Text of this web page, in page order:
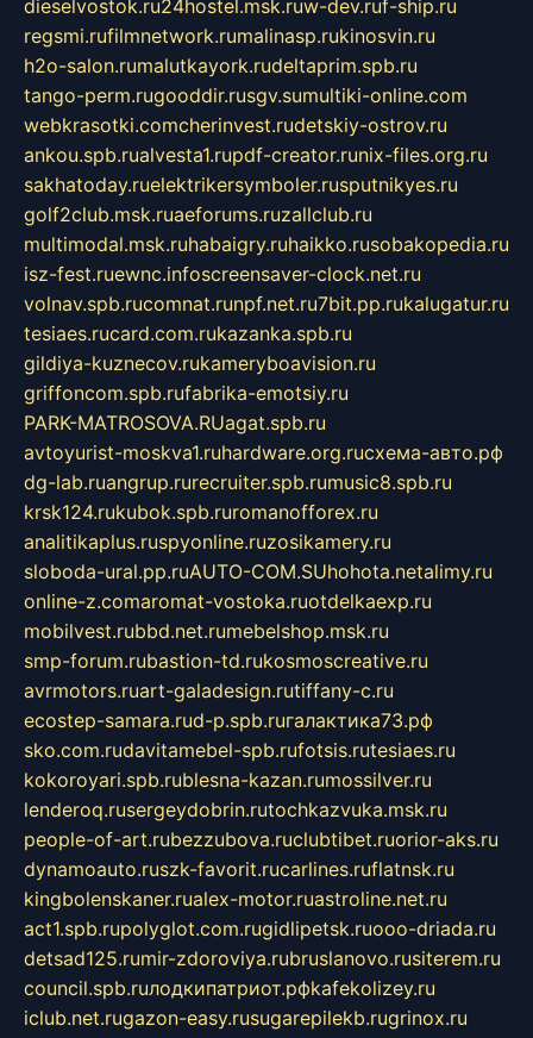
dieselvostok.ru24hostel.msk.ruw-dev.ruf-ship.ru
regsmi.rufilmnetwork.rumalinasp.rukinosvin.ru
h2o-salon.rumalutkayork.rudeltaprim.spb.ru
tango-perm.rugooddir.rusgv.sumultiki-online.com
webkrasotki.comcherinvest.rudetskiy-ostrov.ru
ankou.spb.rualvesta1.rupdf-creator.runix-files.org.ru
sakhatoday.ruelektrikersymboler.rusputnikyes.ru
golf2club.msk.ruaeforums.ruzallclub.ru
multimodal.msk.ruhabaigry.ruhaikko.rusobakopedia.ru
isz-fest.ruewnc.infoscreensaver-clock.net.ru
volnav.spb.rucomnat.runpf.net.ru7bit.pp.rukalugatur.ru
tesiaes.rucard.com.rukazanka.spb.ru
gildiya-kuznecov.rukameryboavision.ru
griffoncom.spb.rufabrika-emotsiy.ru
PARK-MATROSOVA.RUagat.spb.ru
avtoyurist-moskva1.ruhardware.org.ruсхема-авто.рф
dg-lab.ruangrup.rurecruiter.spb.rumusic8.spb.ru
krsk124.rukubok.spb.ruromanofforex.ru
analitikaplus.ruspyonline.ruzosikamery.ru
sloboda-ural.pp.ruAUTO-COM.SUhohota.netalimy.ru
online-z.comaromat-vostoka.ruotdelkaexp.ru
mobilvest.rubbd.net.rumebelshop.msk.ru
smp-forum.rubastion-td.rukosmoscreative.ru
avrmotors.ruart-galadesign.rutiffany-c.ru
ecostep-samara.rud-p.spb.ruгалактика73.рф
sko.com.rudavitamebel-spb.rufotsis.rutesiaes.ru
kokoroyari.spb.rublesna-kazan.rumossilver.ru
lenderoq.rusergeydobrin.rutochkazvuka.msk.ru
people-of-art.rubezzubova.ruclubtibet.ruorior-aks.ru
dynamoauto.ruszk-favorit.rucarlines.ruflatnsk.ru
kingbolenskaner.rualex-motor.ruastroline.net.ru
act1.spb.rupolyglot.com.rugidlipetsk.ruooo-driada.ru
detsad125.rumir-zdoroviya.rubruslanovo.rusiterem.ru
council.spb.ruлодкипатриот.рфkafekolizey.ru
iclub.net.rugazon-easy.rusugarepilekb.rugrinox.ru